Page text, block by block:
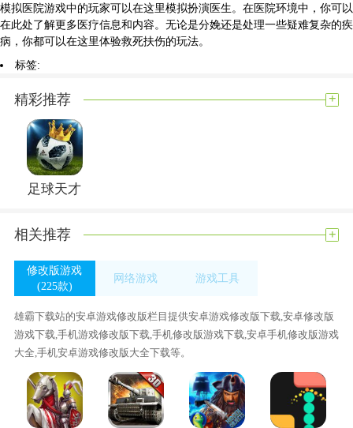
模拟医院游戏中的玩家可以在这里模拟扮演医生。在医院环境中，你可以
在此处了解更多医疗信息和内容。无论是分娩还是处理一些疑难复杂的疾
病，你都可以在这里体验救死扶伤的玩法。
标签:
精彩推荐 +
足球天才
相关推荐 +
修改版游戏
(225款)
网络游戏
游戏工具
雄霸下载站的安卓游戏修改版栏目提供安卓游戏修改版下载,安卓修改版
游戏下载,手机游戏修改版下载,手机修改版游戏下载,安卓手机修改版游戏
大全,手机安卓游戏修改版大全下载等。